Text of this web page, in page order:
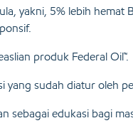
yakni, 5% lebih hemat
produk Federal Oil™.
yang sudah diatur oleh
sebagai edukasi bagi